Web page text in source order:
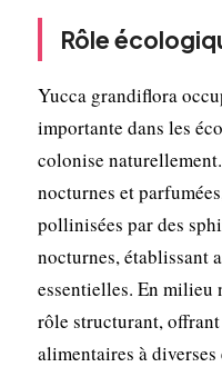
Rôle
Yucca grandiflora
importante dans les
colonise
nocturnes et
pollinisées par des
nocturnes, établissant
essentielles. En milieu
rôle structurant,
alimentaires à